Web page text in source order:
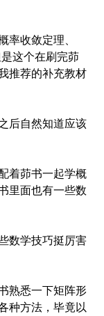
率收敛定理、
这个在刷完茆
推荐的补充教材
后自然知道应该
着茆书一起学概
里面也有一些数
数学技巧挺厉害
熟悉一下矩阵形
种方法，毕竟以